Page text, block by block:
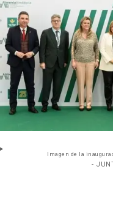
Imagen de la
-